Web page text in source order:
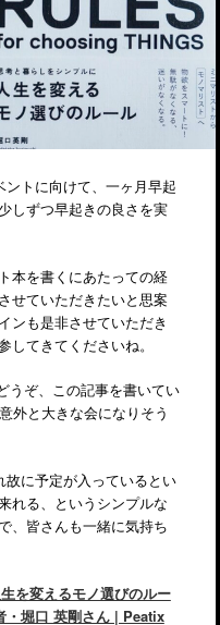
トに向けて、一ヶ月早起
しずつ早起きの良さを実
本を書くにあたっての経
せていただきたいと思案
ンも是非させていただき
てきてくださいね。
うぞ、この記事を書いてい
外と大きな会になりそう
に予定が入っているとい
れる、というシンプルな
、皆さんも一緒に気持ち
を変えるモノ選びのルー
・堀口 英剛さん | Peatix